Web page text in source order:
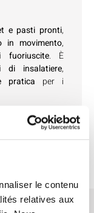
le contenu
relatives aux
e pasti pronti,
in movimento,
fuoriuscite. È
di insalatiere,
pratica per i